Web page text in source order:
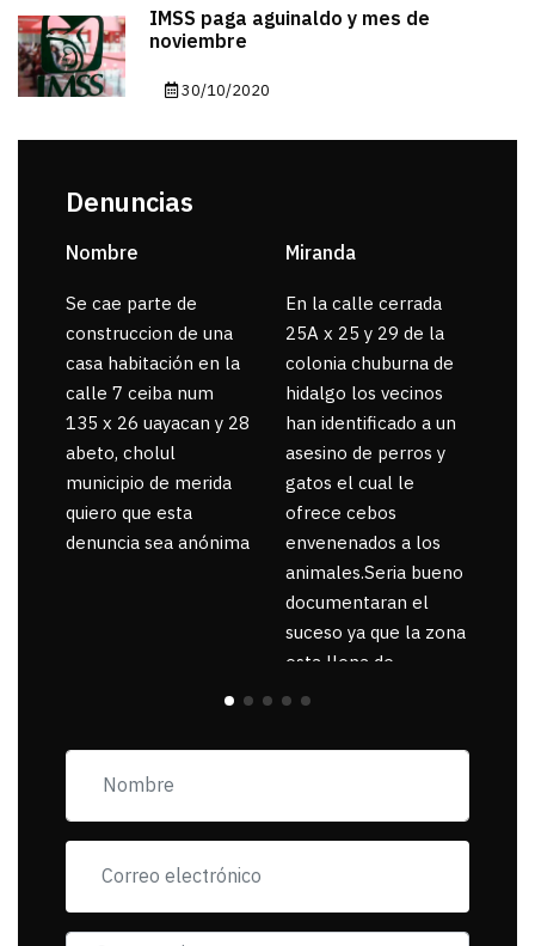
IMSS paga aguinaldo y mes de
noviembre
30/10/2020
Denuncias
Nombre
Se cae parte de
construccion de una
casa habitación en la
calle 7 ceiba num
135 x 26 uayacan y 28
abeto, cholul
municipio de merida
quiero que esta
denuncia sea anónima
Miranda
En la calle cerrada
25A x 25 y 29 de la
colonia chuburna de
hidalgo los vecinos
han identificado a un
asesino de perros y
gatos el cual le
ofrece cebos
envenenados a los
animales.Seria bueno
documentaran el
suceso ya que la zona
esta llena de
pancartas de
exigiendo al asesino
muerta.